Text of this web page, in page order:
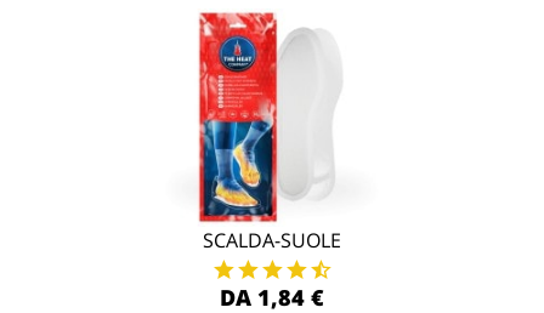
SCALDA-SUOLE
DA 1,84 €